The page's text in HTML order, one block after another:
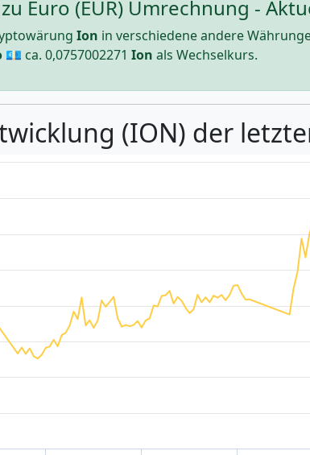
Euro (EUR) Umrechnung -
Ion in verschiedene andere
💶 ca. 0,0757002271 Ion als Wechselkurs.
(ION) der